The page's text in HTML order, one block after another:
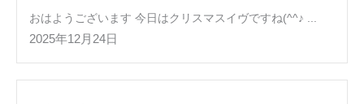
おはようございます 今日はクリスマスイヴですね(^^♪ ...
2025年12月24日